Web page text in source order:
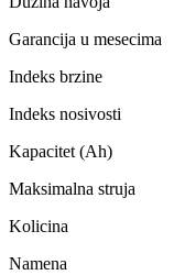
Garancija u mesecima
Indeks brzine
Indeks nosivosti
Kapacitet (Ah)
Maksimalna struja
Kolicina
Namena